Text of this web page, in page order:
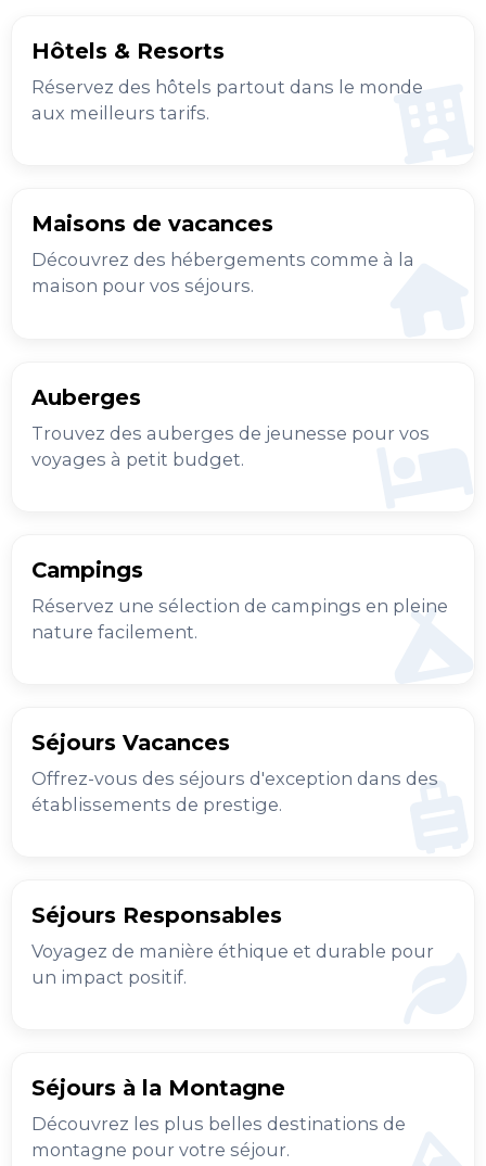
Hôtels & Resorts
Réservez des hôtels partout dans le monde
aux meilleurs tarifs.
Maisons de vacances
Découvrez des hébergements comme à la
maison pour vos séjours.
Auberges
Trouvez des auberges de jeunesse pour vos
voyages à petit budget.
Campings
Réservez une sélection de campings en pleine
nature facilement.
Séjours Vacances
Offrez-vous des séjours d'exception dans des
établissements de prestige.
Séjours Responsables
Voyagez de manière éthique et durable pour
un impact positif.
Séjours à la Montagne
Découvrez les plus belles destinations de
montagne pour votre séjour.